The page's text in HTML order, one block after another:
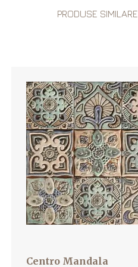
PRODUSE SIMILARE
Centro Mandala